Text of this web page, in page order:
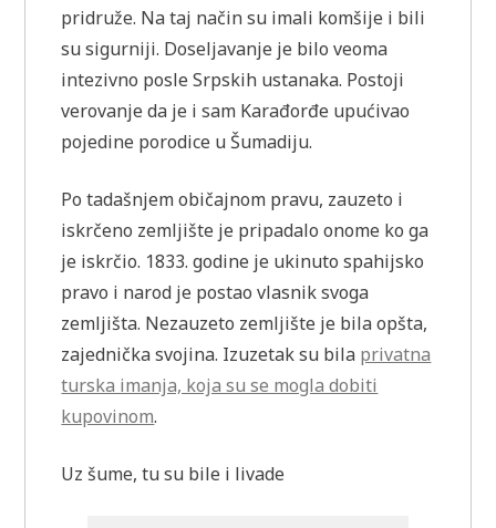
pridruže. Na taj način su imali komšije i bili
su sigurniji. Doseljavanje je bilo veoma
intezivno posle Srpskih ustanaka. Postoji
verovanje da je i sam Karađorđe upućivao
pojedine porodice u Šumadiju.
Po tadašnjem običajnom pravu, zauzeto i
iskrčeno zemljište je pripadalo onome ko ga
je iskrčio. 1833. godine je ukinuto spahijsko
pravo i narod je postao vlasnik svoga
zemljišta. Nezauzeto zemljište je bila opšta,
zajednička svojina. Izuzetak su bila privatna
turska imanja, koja su se mogla dobiti
kupovinom.
Uz šume, tu su bile i livade